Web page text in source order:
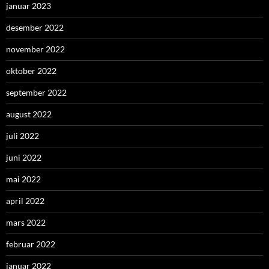
januar 2023
desember 2022
november 2022
oktober 2022
september 2022
august 2022
juli 2022
juni 2022
mai 2022
april 2022
mars 2022
februar 2022
januar 2022